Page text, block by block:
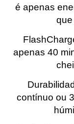
é apenas
apenas 40
contínuo ou